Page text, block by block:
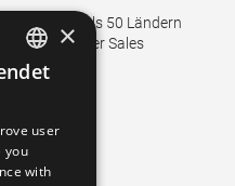
in mehr als 50 Ländern
den After Sales
GERMAN
×
user
you
with